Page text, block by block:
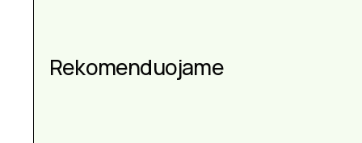
Rekomenduojame
Aksesuarai kiekvienai
progai